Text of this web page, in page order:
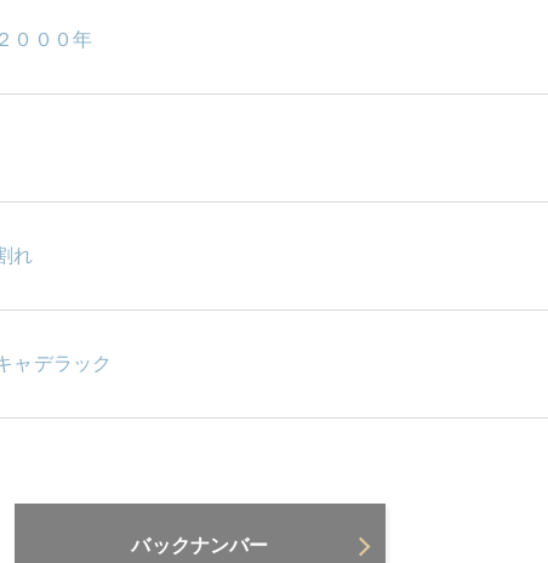
０００年
れ
ャデラック
バックナンバー